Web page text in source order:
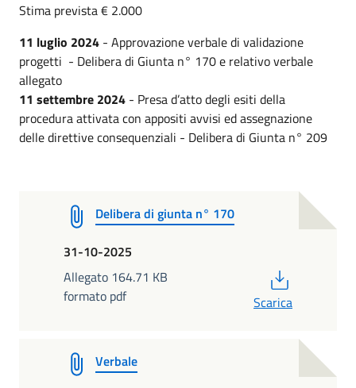
Stima prevista € 2.000
11 luglio 2024 - Approvazione verbale di validazione
progetti - Delibera di Giunta n° 170 e relativo verbale
allegato
11 settembre 2024 - Presa d’atto degli esiti della
procedura attivata con appositi avvisi ed assegnazione
delle direttive consequenziali - Delibera di Giunta n° 209
Delibera di giunta n° 170
31-10-2025
Allegato 164.71 KB
formato pdf
Scarica
Verbale